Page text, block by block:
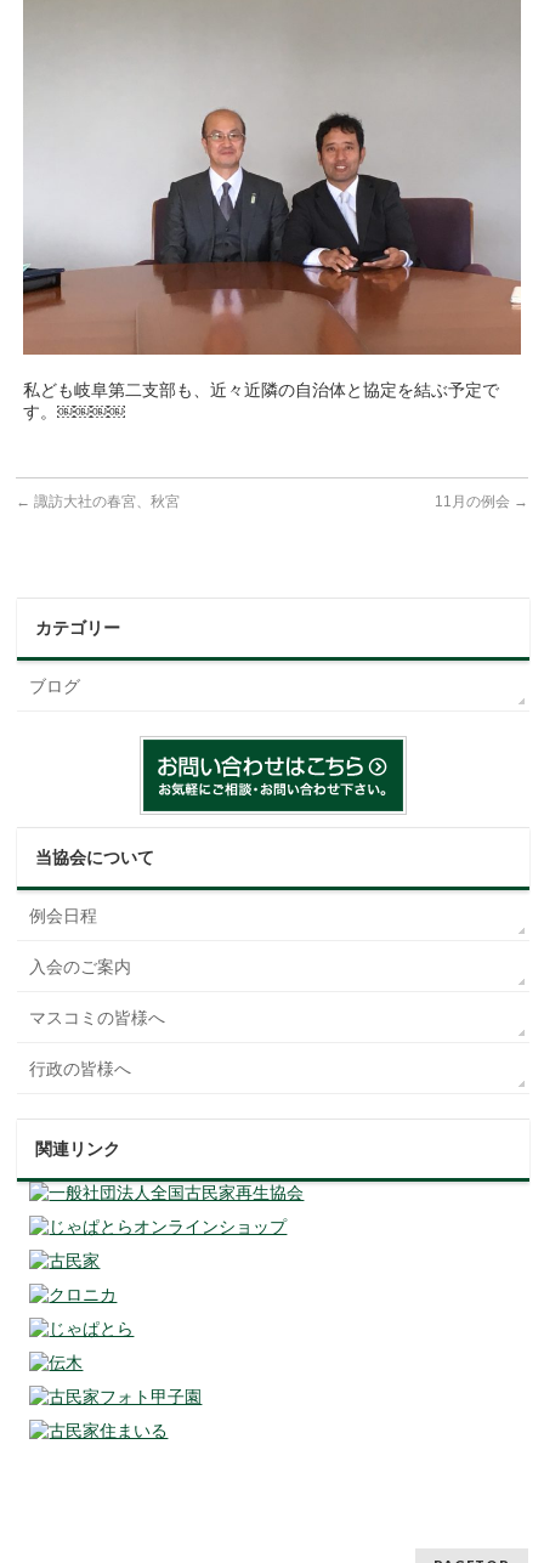
私ども岐阜第二支部も、近々近隣の自治体と協定を結ぶ予定で
す。￼￼￼￼
← 諏訪大社の春宮、秋宮 11月の例会 →
カテゴリー
ブログ
当協会について
例会日程
入会のご案内
マスコミの皆様へ
行政の皆様へ
関連リンク